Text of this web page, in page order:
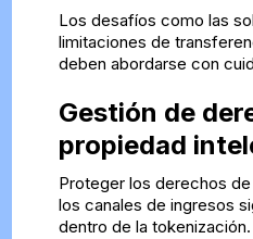
Los desafíos como las
limitaciones de
deben abordarse con
Gestión de
propiedad
Proteger los derechos
los canales de ingresos
dentro de la tokenización.